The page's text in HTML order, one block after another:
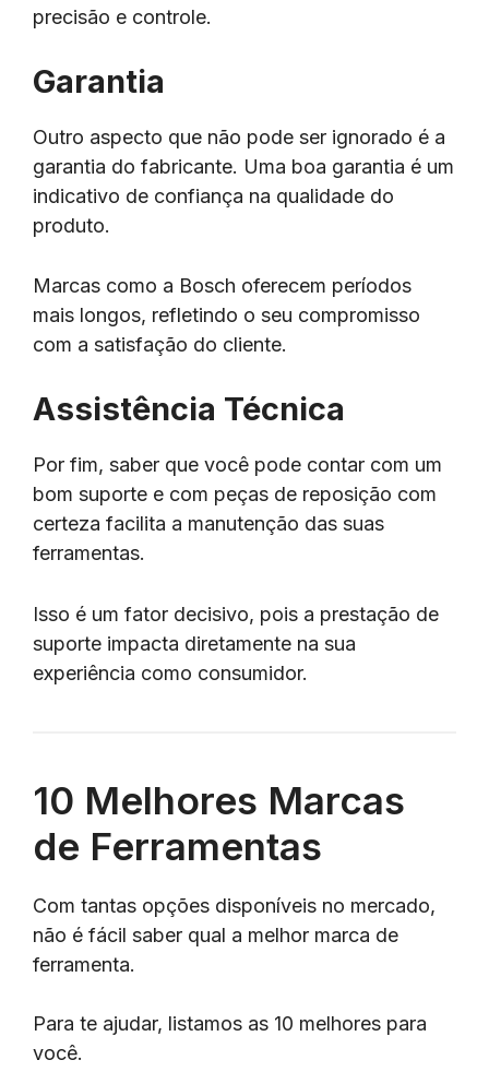
precisão e controle.
Garantia
Outro aspecto que não pode ser ignorado é a
garantia do fabricante. Uma boa garantia é um
indicativo de confiança na qualidade do
produto.
Marcas como a Bosch oferecem períodos
mais longos, refletindo o seu compromisso
com a satisfação do cliente.
Assistência Técnica
Por fim, saber que você pode contar com um
bom suporte e com peças de reposição com
certeza facilita a manutenção das suas
ferramentas.
Isso é um fator decisivo, pois a prestação de
suporte impacta diretamente na sua
experiência como consumidor.
10 Melhores Marcas
de Ferramentas
Com tantas opções disponíveis no mercado,
não é fácil saber qual a melhor marca de
ferramenta.
Para te ajudar, listamos as 10 melhores para
você.